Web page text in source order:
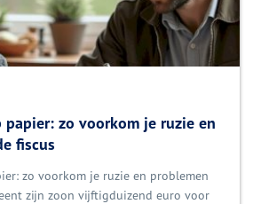
zo voorkom je ruzie en
fiscus
zo voorkom je ruzie en problemen
zijn zoon vijftigduizend euro voor